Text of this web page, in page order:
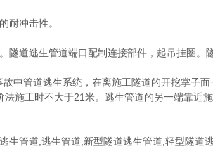
冲击性。
道逃生管道端口配制连接部件，起吊挂圈。隧
管道逃生系统，在离施工隧道的开挖掌子面
施工时不大于21米。逃生管道的另一端靠近
管道,逃生管道,新型隧道逃生管道,轻型隧道